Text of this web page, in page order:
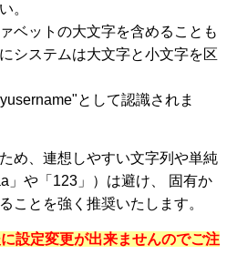
。
ベットの大文字を含めることも
システムは大文字と小文字を区
として認識されま
め、連想しやすい文字列や単純
」や「123」）は避け、 固有か
ことを強く推奨いたします。
設定変更が出来ませんのでご注